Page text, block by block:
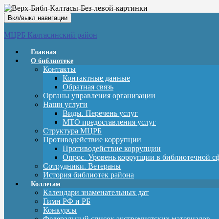
Вкл/выкл навигации
МЦРБ Калтасинский район
Главная
О библиотеке
Контакты
Контактные данные
Обратная связь
Органы управления организации
Наши услуги
Виды. Перечень услуг
МТО предоставления услуг
Структура МЦРБ
Противодействие коррупции
Противодействие коррупции
Опрос. Уровень коррупции в библиотечной
Сотрудники. Ветераны
История библиотек района
Коллегам
Календари знаменательных дат
Гимн РФ и РБ
Конкурсы